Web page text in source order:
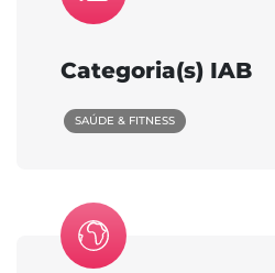
Categoria(s) IAB
SAÚDE & FITNESS